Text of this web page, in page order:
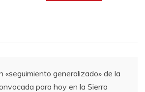
«seguimiento generalizado» de la
para hoy en la Sierra